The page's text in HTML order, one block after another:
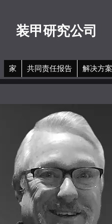
装甲研究公司
家 共同责任报告 解决方案